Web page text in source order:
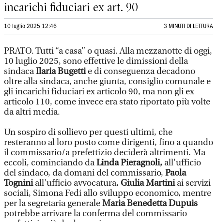
incarichi fiduciari ex art. 90
10 luglio 2025 12:46 3 MINUTI DI LETTURA
PRATO. Tutti “a casa” o quasi. Alla mezzanotte di oggi,
10 luglio 2025, sono effettive le dimissioni della
sindacaIlaria Bugettie di conseguenza decadono
oltre alla sindaca, anche giunta, consiglio comunale e
gli incarichi fiduciari ex articolo 90, ma non gli ex
articolo 110, come invece era stato riportato più volte
da altri media.
Un sospiro di sollievo per questi ultimi, che
resteranno al loro posto come dirigenti, fino a quando
il commissario/a prefettizio deciderà altrimenti. Ma
eccoli, cominciando daLinda Pieragnoli, all'ufficio
del sindaco, da domani del commissario, Paola
Togniniall'ufficio avvocatura, Giulia Martiniai servizi
sociali, Simona Fedi allo sviluppo economico, mentre
per la segretaria generaleMaria Benedetta Dupuis
potrebbe arrivare la conferma del commissario